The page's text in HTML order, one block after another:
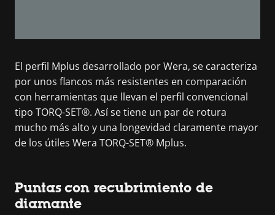
El perfil Mplus desarrollado por Wera, se caracteriza
por unos flancos más resistentes en comparación
con herramientas que llevan el perfil convencional
tipo TORQ-SET®. Así se tiene un par de rotura
mucho más alto y una longevidad claramente mayor
de los útiles Wera TORQ-SET® Mplus.
Puntas con recubrimiento de
diamante